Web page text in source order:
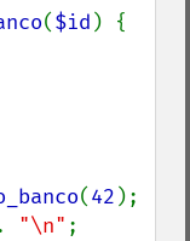
($id ) {
(42 );
"\n" ;